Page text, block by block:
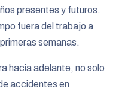
presentes y futuros.
fuera del trabajo a
semanas.
hacia adelante, no solo
accidentes en